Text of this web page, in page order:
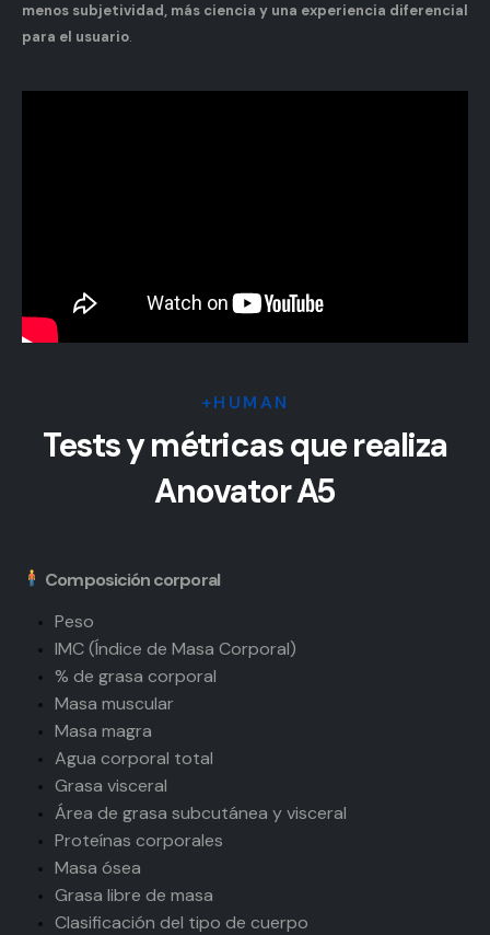
menos subjetividad, más ciencia y una experiencia diferencial
para el usuario.
+HUMAN
Tests y métricas que realiza
Anovator A5
Composición corporal
Peso
IMC (Índice de Masa Corporal)
% de grasa corporal
Masa muscular
Masa magra
Agua corporal total
Grasa visceral
Área de grasa subcutánea y visceral
Proteínas corporales
Masa ósea
Grasa libre de masa
Clasificación del tipo de cuerpo